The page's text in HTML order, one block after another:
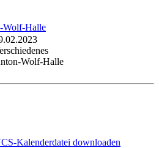
Wolf-Halle
Wolf-Halle
Kalenderdatei downloaden